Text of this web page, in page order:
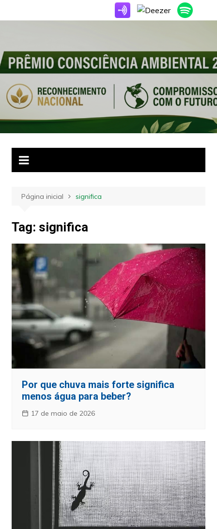
para
Página inicial significa
Tag: significa
Por que chuva mais forte significa
menos água para beber?
17 de maio de 2026